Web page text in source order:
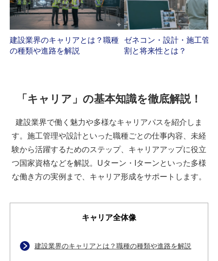
建設業界のキャリアとは？職種
の種類や進路を解説
ゼネコン・設計・施工管
割と将来性とは？
「キャリア」の基本知識を徹底解説！
建設業界で働く魅力や多様なキャリアパスを紹介しま
す。施工管理や設計といった職種ごとの仕事内容、未経
験から活躍するためのステップ、キャリアアップに役立
つ国家資格などを解説。Uターン・Iターンといった多様
な働き方の実例まで、キャリア形成をサポートします。
キャリア全体像
建設業界のキャリアとは？職種の種類や進路を解説